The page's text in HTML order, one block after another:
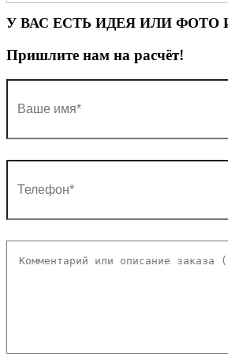
У ВАС ЕСТЬ ИДЕЯ ИЛИ ФОТО
Пришлите нам на расчёт!